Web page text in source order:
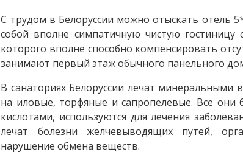
С трудом в Белоруссии можно отыскать отель
собой вполне симпатичную чистую
которого вполне способно компенсировать
занимают первый этаж обычного панельного
В санаториях Белоруссии лечат минеральными
на иловые, торфяные и сапропелевые. Все
кислотами, используются для лечения
лечат болезни желчевыводящих путей,
нарушение обмена веществ.